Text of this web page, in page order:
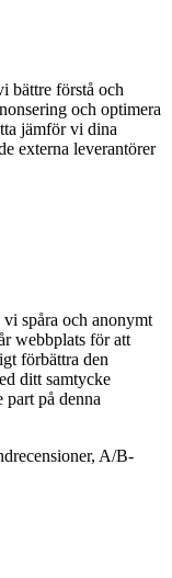
bättre förstå och
och optimera
jämför vi dina
externa leverantörer
vi spåra och anonymt
webbplats för att
förbättra den
ditt samtycke
på denna
A/B-